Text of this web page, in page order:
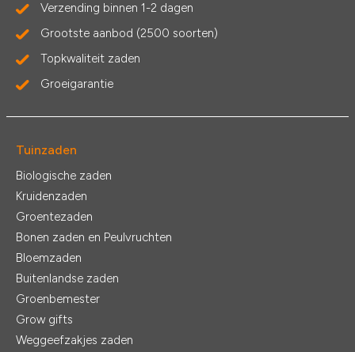
Verzending binnen 1-2 dagen
Grootste aanbod (2500 soorten)
Topkwaliteit zaden
Groeigarantie
Tuinzaden
Biologische zaden
Kruidenzaden
Groentezaden
Bonen zaden en Peulvruchten
Bloemzaden
Buitenlandse zaden
Groenbemester
Grow gifts
Weggeefzakjes zaden